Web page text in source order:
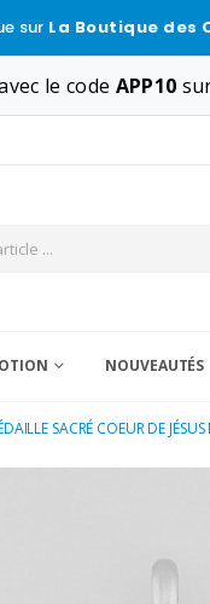
sur La Boutique des
le code APP10
NOUVEAUTÉS
SACRÉ COEUR DE